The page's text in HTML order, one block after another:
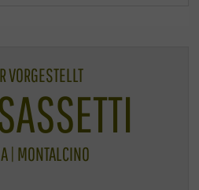
VORGESTELLT
| MONTALCINO